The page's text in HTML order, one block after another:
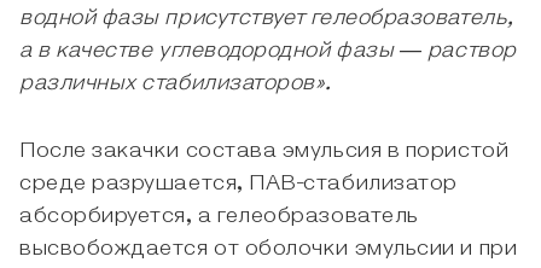
водной фазы присутствует гелеобразователь,
а в качестве углеводородной фазы ― раствор
различных стабилизаторов».
После закачки состава эмульсия в пористой
среде разрушается, ПАВ-стабилизатор
абсорбируется, а гелеобразователь
высвобождается от оболочки эмульсии и при